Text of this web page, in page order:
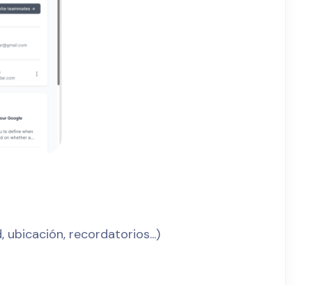
ubicación, recordatorios...)